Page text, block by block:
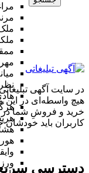
در سایت آگهی
هیچ واسطه‌ای در این
خرید و فروشِ شما در
کاربران باید خودشان
دسترسی